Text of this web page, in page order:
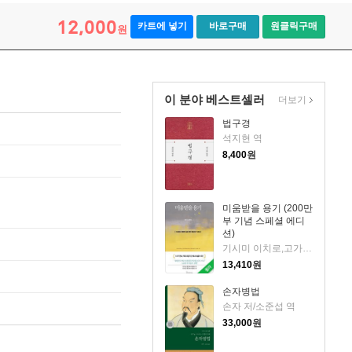
12,000원 카트에 넣기 바로구매 원클릭구매
이 분야 베스트셀러
법구경
석지현 역
8,400원
미움받을 용기 (200만
부 기념 스페셜 에디
션)
기시미 이치로,고가 후미타케 저/전경아 역/김정운 감수
13,410원
손자병법
손자 저/소준섭 역
33,000원
더보기